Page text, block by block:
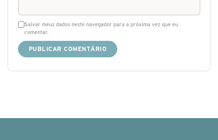
Salvar meus dados neste navegador para a próxima vez que eu
comentar.